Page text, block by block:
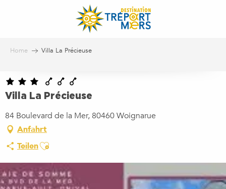
Home Villa La Précieuse
Villa La Précieuse
84 Boulevard de la Mer, 80460 Woignarue
Anfahrt
TeilenAjouter aux favoris